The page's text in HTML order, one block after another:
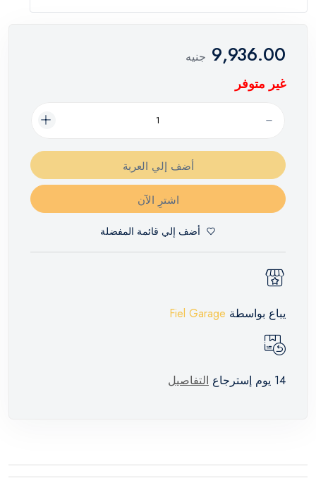
9,936.00 جنيه
غير متوفر
أضف إلي العربة
اشترِ الآن
أضف إلي قائمة المفضلة
يباع بواسطة Fiel Garage
14 يوم إسترجاع التفاصيل